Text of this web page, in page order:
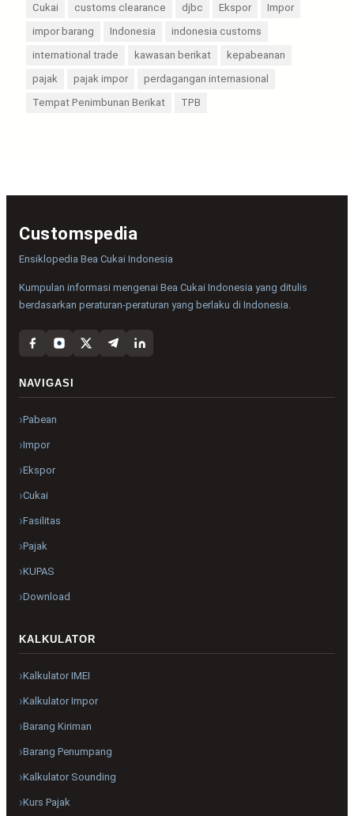
Cukai
customs clearance djbc Ekspor
Impor
impor barang
Indonesia
indonesia customs
international trade
kawasan berikat
kepabeanan
pajak
pajak impor
perdagangan internasional
Tempat Penimbunan Berikat
TPB
Customspedia
Ensiklopedia Bea Cukai Indonesia
Kumpulan informasi mengenai Bea Cukai Indonesia yang ditulis
berdasarkan peraturan-peraturan yang berlaku di Indonesia.
NAVIGASI
Pabean
Impor
Ekspor
Cukai
Fasilitas
Pajak
KUPAS
Download
KALKULATOR
Kalkulator IMEI
Kalkulator Impor
Barang Kiriman
Barang Penumpang
Kalkulator Sounding
Kurs Pajak